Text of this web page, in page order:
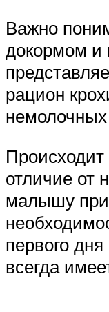
Важно
докормом и
рацион
немолочных
Происходит
отличие от
малышу при
первого
всегда